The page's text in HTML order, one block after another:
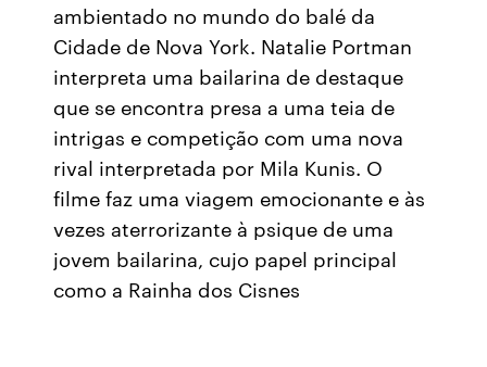
ambientado no mundo do balé da
Cidade de Nova York. Natalie Portman
interpreta uma bailarina de destaque
que se encontra presa a uma teia de
intrigas e competição com uma nova
rival interpretada por Mila Kunis. O
filme faz uma viagem emocionante e às
vezes aterrorizante à psique de uma
jovem bailarina, cujo papel principal
como a Rainha dos Cisnes